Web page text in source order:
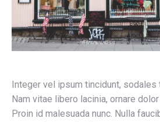
Integer vel ipsum tincidunt,
Nam vitae libero lacinia, ornare
Proin id malesuada nunc. Nulla